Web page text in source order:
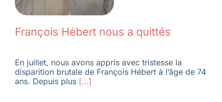
François Hébert nous a quittés
En juillet, nous avons appris avec tristesse la
disparition brutale de François Hébert à l’âge de 74
ans. Depuis plus[…]